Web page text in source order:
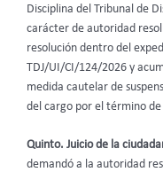
Disciplina del Tribunal de
carácter de autoridad
resolución dentro del
TDJ/UI/CI/124/2026 y
medida cautelar de
del cargo por el término de
Quinto. Juicio de la
demandó a la autoridad